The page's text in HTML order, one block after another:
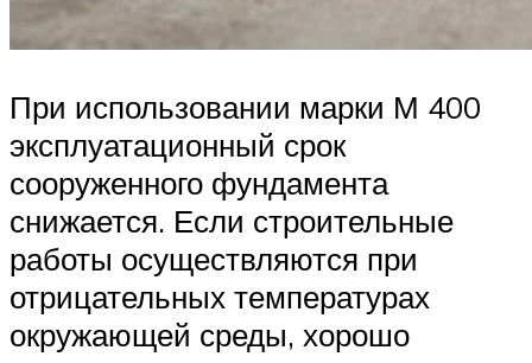
При использовании марки М 400
эксплуатационный срок
сооруженного фундамента
снижается. Если строительные
работы осуществляются при
отрицательных температурах
окружающей среды, хорошо